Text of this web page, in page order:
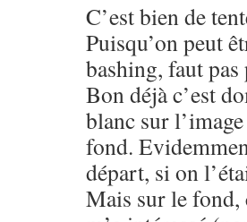
C’est bien de
Puisqu’on peut
bashing, faut pas
Bon déjà c’est
blanc sur
fond.
départ, si on
Mais sur le fond,